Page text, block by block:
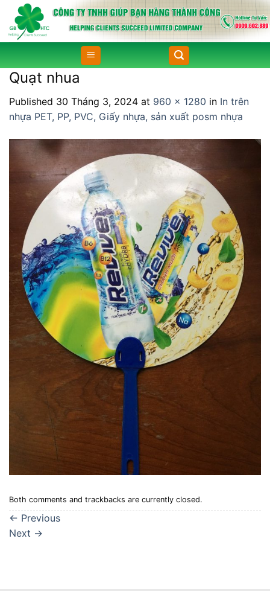
Skip
content
Quạt nhua
Published 30 Tháng 3, 2024 at 960 × 1280 in In trên
nhựa PET, PP, PVC, Giấy nhựa, sản xuất posm nhựa
Both comments and trackbacks are currently closed.
← Previous
Next →